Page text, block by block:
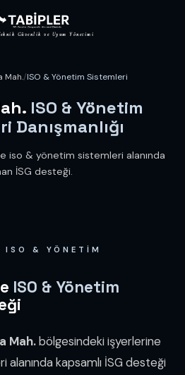
Güvenlik ve Uyum Yönetimi
Mah./ISO & Yönetim Sistemleri
ISO & Yönetim
Danışmanlığı
iso & yönetim sistemleri alanında
İSG desteği.
ISO & YÖNETIM
ISO & Yönetim
Mah.bölgesindeki işyerlerine
kapsamlı İSG desteği